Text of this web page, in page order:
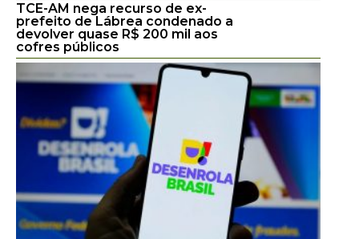
TCE-AM nega recurso de ex-
prefeito de Lábrea condenado a
devolver quase R$ 200 mil aos
cofres públicos